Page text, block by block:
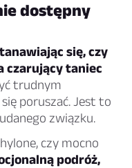
dostępny
się, czy
czarujący taniec
trudnym
poruszać. Jest to
związku.
czy mocno
podróż,